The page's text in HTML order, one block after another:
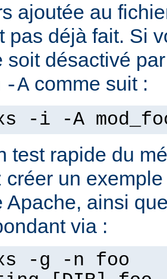
ajoutée au
pas déjà fait. Si
soit désactivé
-A comme suit :
-i -A
test rapide du
créer un
Apache, ainsi
via :
-g -n foo